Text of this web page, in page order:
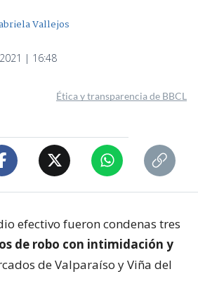
Vallejos
| 16:48
Ética y transparencia de BBCL
efectivo fueron condenas tres
de robo con intimidación y
de Valparaíso y Viña del